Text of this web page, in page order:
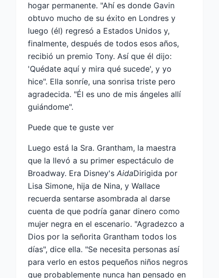
hogar permanente. "Ahí es donde Gavin
obtuvo mucho de su éxito en Londres y
luego (él) regresó a Estados Unidos y,
finalmente, después de todos esos años,
recibió un premio Tony. Así que él dijo:
'Quédate aquí y mira qué sucede', y yo
hice". Ella sonríe, una sonrisa triste pero
agradecida. "Él es uno de mis ángeles allí
guiándome".
Puede que te guste ver
Luego está la Sra. Grantham, la maestra
que la llevó a su primer espectáculo de
Broadway. Era Disney's AidaDirigida por
Lisa Simone, hija de Nina, y Wallace
recuerda sentarse asombrada al darse
cuenta de que podría ganar dinero como
mujer negra en el escenario. "Agradezco a
Dios por la señorita Grantham todos los
días", dice ella. "Se necesita personas así
para verlo en estos pequeños niños negros
que probablemente nunca han pensado en